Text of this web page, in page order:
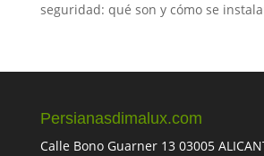
seguridad: qué son y cómo se
Persianasdimalux.com
Calle Bono Guarner 13 03005